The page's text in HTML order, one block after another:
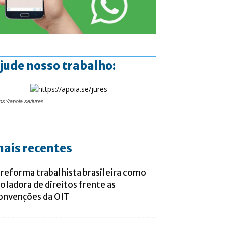
nosso trabalho:
apoia.se/jures
recentes
trabalhista brasileira como
de direitos frente as
da OIT